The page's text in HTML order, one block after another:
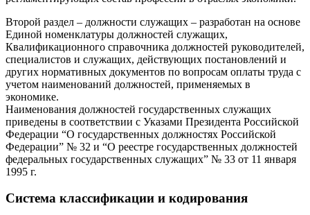
Второй раздел – должности служащих – разработан на основе
Единой номенклатуры должностей служащих,
Квалификационного справочника должностей руководителей,
специалистов и служащих, действующих постановлений и
других нормативных документов по вопросам оплаты труда с
учетом наименований должностей, применяемых в
экономике.
Наименования должностей государственных служащих
приведены в соответствии с Указами Президента Российской
Федерации “О государственных должностях Российской
Федерации” № 32 и “О реестре государственных должностей
федеральных государственных служащих” № 33 от 11 января
1995 г.
Система классификации и кодирования